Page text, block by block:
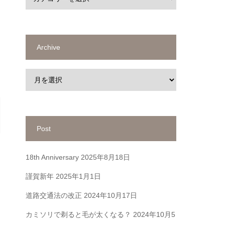
Archive
Post
18th Anniversary 2025年8月18日
謹賀新年 2025年1月1日
道路交通法の改正 2024年10月17日
カミソリで剃ると毛が太くなる？ 2024年10月5